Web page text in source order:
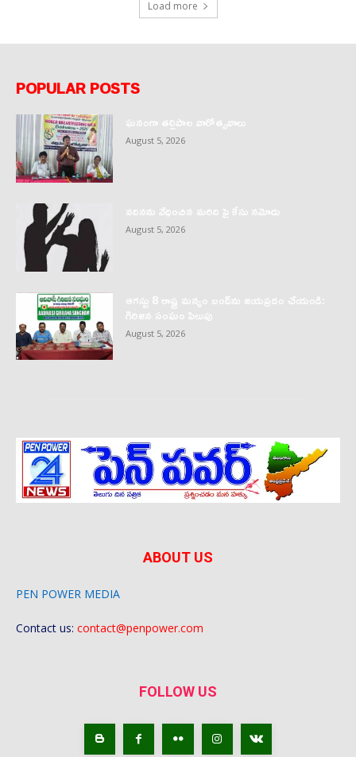
Load more
POPULAR POSTS
ఘనంగా తల్లిపాల వారోత్సవాలు
August 5, 2026
వదినను వేధించిన మరిది పై కేసు నమోదు
August 5, 2026
ఆగస్టు 8 రాష్ట్ర మన్యం బంద్‌ను జయప్రదం చేయండి:
గిరిజన సంఘం పిలుపు
August 5, 2026
ABOUT US
PEN POWER MEDIA
Contact us: contact@penpower.com
FOLLOW US